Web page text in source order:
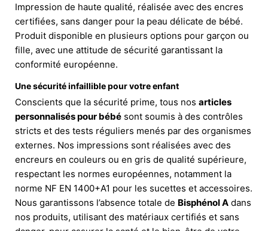
Impression de haute qualité, réalisée avec des encres
certifiées, sans danger pour la peau délicate de bébé.
Produit disponible en plusieurs options pour garçon ou
fille, avec une attitude de sécurité garantissant la
conformité européenne.
Une sécurité infaillible pour votre enfant
Conscients que la sécurité prime, tous nos articles
personnalisés pour bébé sont soumis à des contrôles
stricts et des tests réguliers menés par des organismes
externes. Nos impressions sont réalisées avec des
encreurs en couleurs ou en gris de qualité supérieure,
respectant les normes européennes, notamment la
norme NF EN 1400+A1 pour les sucettes et accessoires.
Nous garantissons l’absence totale de Bisphénol A dans
nos produits, utilisant des matériaux certifiés et sans